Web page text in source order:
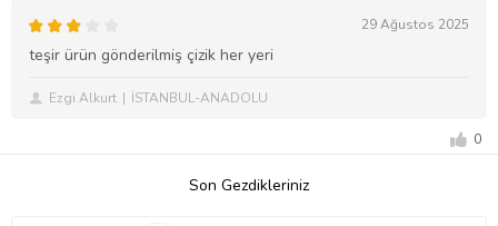
29 Ağustos 2025
teşir ürün gönderilmiş çizik her yeri
Ezgi Alkurt İSTANBUL-ANADOLU
0
Son Gezdikleriniz